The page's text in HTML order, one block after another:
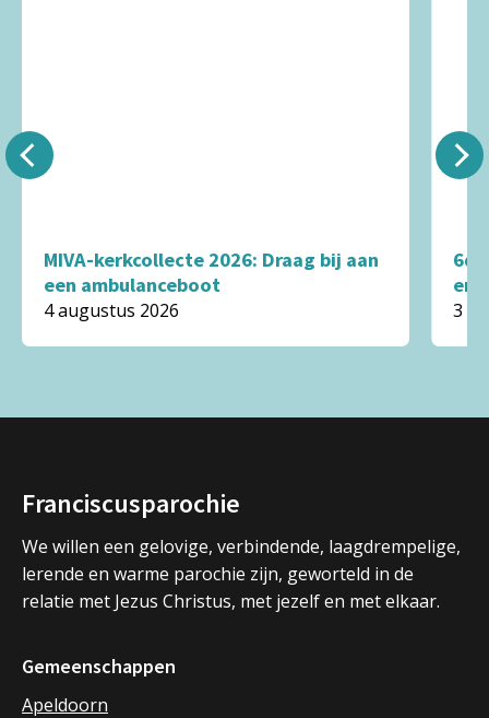
MIVA-kerkcollecte 2026: Draag bij aan
een ambulanceboot
4 augustus 2026
en
3
Franciscusparochie
We willen een gelovige, verbindende, laagdrempelige,
lerende en warme parochie zijn, geworteld in de
relatie met Jezus Christus, met jezelf en met elkaar.
Gemeenschappen
Apeldoorn